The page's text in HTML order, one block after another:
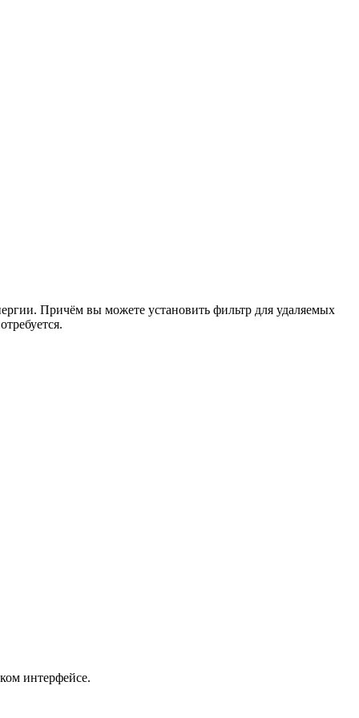
Причём вы можете установить фильтр для удаляемых
интерфейсе.